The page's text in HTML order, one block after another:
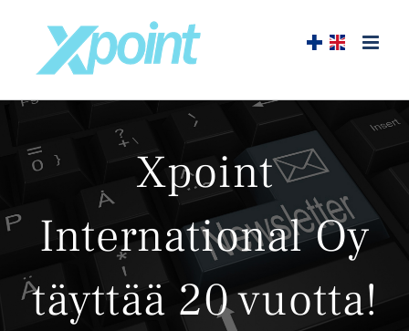
content
Xpoint
International Oy
täyttää 20 vuotta!